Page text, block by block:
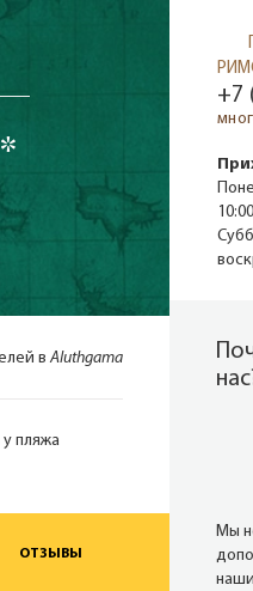
вAluthgama
пляжа
ОТЗЫВЫ
+7
Мы